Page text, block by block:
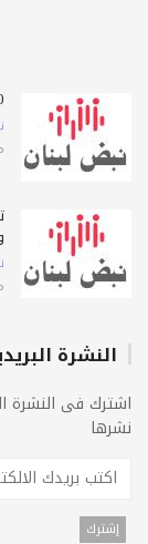
10 % من
النشرة
اشترك فى النشرة
نشرها